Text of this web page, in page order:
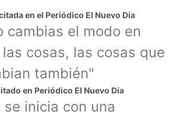
en el Periódico El Nuevo Día
cambias el modo en
cosas, las cosas que
también"
en Periódico El Nuevo Día
se inicia con una